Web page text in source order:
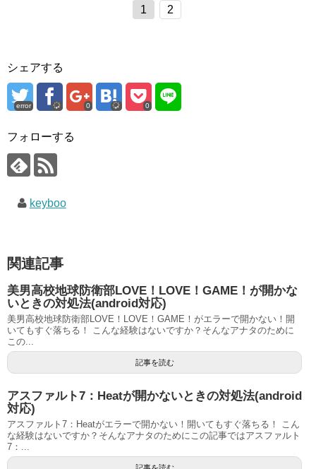
1 2
シェアする
error 0 0
フォローする
keyboo
関連記事
美男高校地球防衛部LOVE！LOVE！GAME！が開かな
いときの対処法(android対応)
美男高校地球防衛部LOVE！LOVE！GAME！がエラーで開かない！開
いてもすぐ落ちる！ こんな経験はないですか？そんなアナタのために
この...
記事を読む
アスファルト7：Heatが開かないときの対処法(android
対応)
アスファルト7：Heatがエラーで開かない！開いてもすぐ落ちる！ こん
な経験はないですか？そんなアナタのためにこの記事ではアスファルト
7：...